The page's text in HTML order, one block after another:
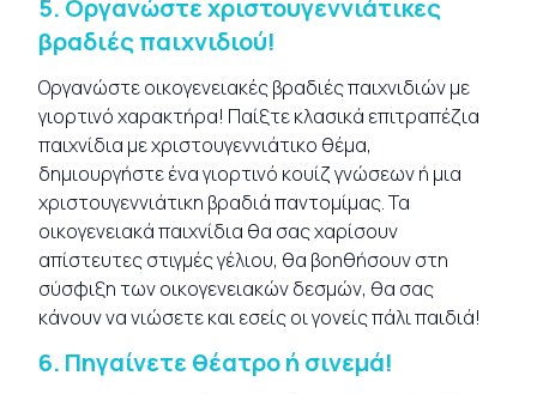
5. Οργανώστε χριστουγεννιάτικες
βραδιές παιχνιδιού!
Οργανώστε οικογενειακές βραδιές παιχνιδιών με
γιορτινό χαρακτήρα! Παίξτε κλασικά επιτραπέζια
παιχνίδια με χριστουγεννιάτικο θέμα,
δημιουργήστε ένα γιορτινό κουίζ γνώσεων ή μια
χριστουγεννιάτικη βραδιά παντομίμας. Τα
οικογενειακά παιχνίδια θα σας χαρίσουν
απίστευτες στιγμές γέλιου, θα βοηθήσουν στη
σύσφιξη των οικογενειακών δεσμών, θα σας
κάνουν να νιώσετε και εσείς οι γονείς πάλι παιδιά!
6. Πηγαίνετε θέατρο ή σινεμά!